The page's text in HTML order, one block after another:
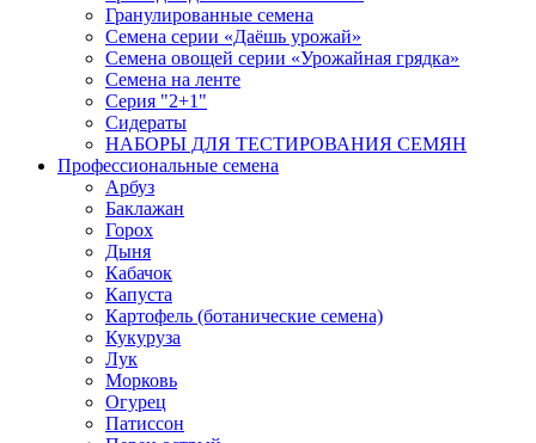
Гранулированные семена
Семена серии «Даёшь урожай»
Семена овощей серии «Урожайная грядка»
Семена на ленте
Серия "2+1"
Сидераты
НАБОРЫ ДЛЯ ТЕСТИРОВАНИЯ СЕМЯН
Профессиональные семена
Арбуз
Баклажан
Горох
Дыня
Кабачок
Капуста
Картофель (ботанические семена)
Кукуруза
Лук
Морковь
Огурец
Патиссон